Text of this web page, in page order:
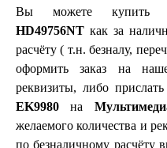
Вы можете купить
HD49756NT как за
расчёту ( т.н. безналу,
оформить заказ на
реквизиты, либо
EK9980 на
желаемого количества и
по безналичному расчёту